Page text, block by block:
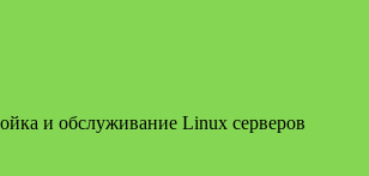
и обслуживание Linux серверов